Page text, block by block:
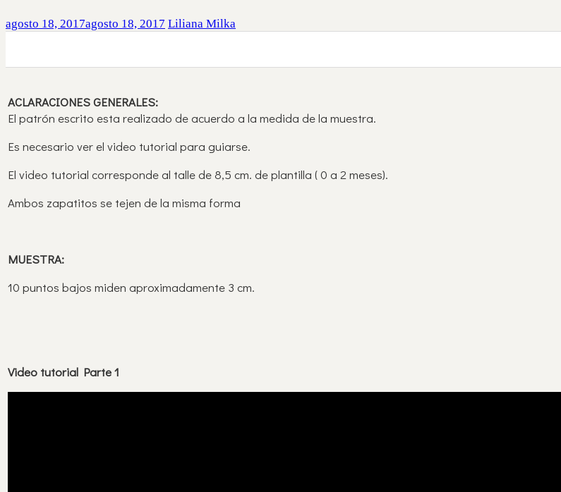
agosto 18, 2017agosto 18, 2017 Liliana Milka
ACLARACIONES GENERALES:
El patrón escrito esta realizado de acuerdo a la medida de la muestra.
Es necesario ver el video tutorial para guiarse.
El video tutorial corresponde al talle de 8,5 cm. de plantilla ( 0 a 2 meses).
Ambos zapatitos se tejen de la misma forma
MUESTRA:
10 puntos bajos miden aproximadamente 3 cm.
Video tutorial Parte 1